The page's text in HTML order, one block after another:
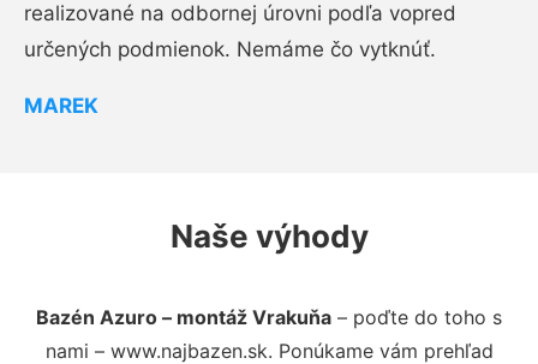
realizované na odbornej úrovni podľa vopred
určených podmienok. Nemáme čo vytknúť.
MAREK
Naše výhody
Bazén Azuro – montáž Vrakuňa – poďte do toho s
nami – www.najbazen.sk. Ponúkame vám prehľad